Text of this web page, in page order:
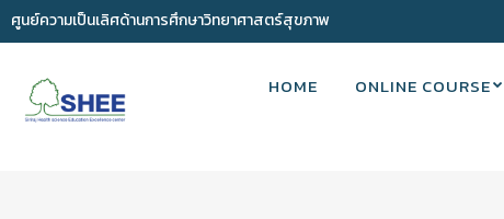
ศูนย์ความเป็นเลิศด้านการศึกษาวิทยาศาสตร์สุขภาพ
HOME ONLINE COURSE